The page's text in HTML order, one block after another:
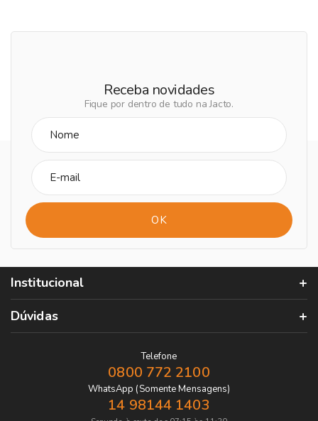
Receba novidades
Fique por dentro de tudo na Jacto.
Institucional
Dúvidas
Telefone
0800 772 2100
WhatsApp (Somente Mensagens)
14 98144 1403